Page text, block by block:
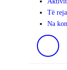
Të reja
Na